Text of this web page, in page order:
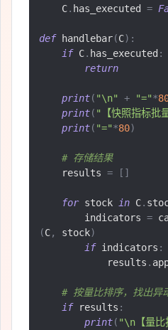
C. has_executed =
def handlebar(C):
if C. has_executed :
return
print( "\n" + "="*
print( "【快照指标批
print( "="*80)
# 存储结果
results = []
for stock in C.
indicators =
(C, stock)
if indicators :
results .
# 按量比排序，找出异
if results :
print( "\n【量比